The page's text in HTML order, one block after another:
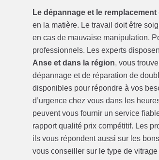
Le dépannage et le
en la matière. Le travail doit être
en cas de mauvaise manipulation.
professionnels. Les experts
Anse et dans la région, vous
dépannage et de réparation de
disponibles pour répondre à vos
d’urgence chez vous dans les
peuvent vous fournir un service
rapport qualité prix compétitif. Les
ils vous répondent aussi sur les
vous conseiller sur le type de